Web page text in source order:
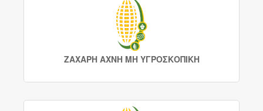
ΖΑΧΑΡΗ ΑΧΝΗ ΜΗ ΥΓΡΟΣΚΟΠΙΚΗ